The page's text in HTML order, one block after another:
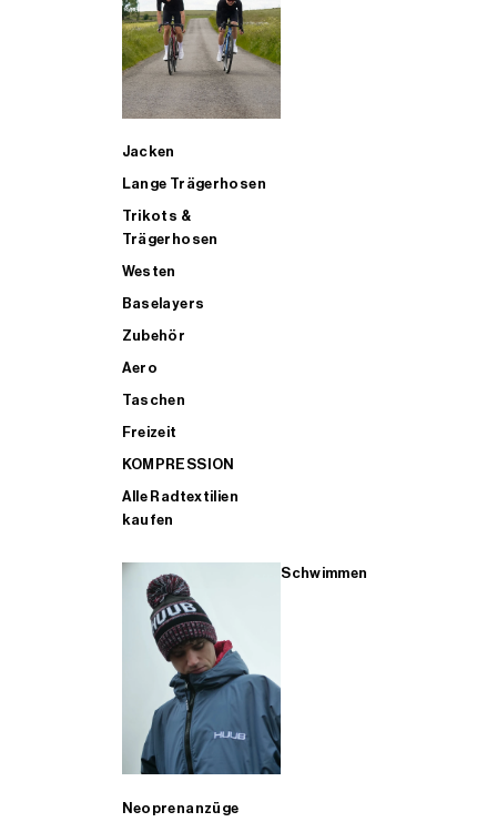
Jacken
Lange Trägerhosen
Trikots &
Trägerhosen
Westen
Baselayers
Zubehör
Aero
Taschen
Freizeit
KOMPRESSION
Alle Radtextilien
kaufen
Schwimmen
Neoprenanzüge
ALLE TRIATHLONARTIKEL FÜR MÄNNER KAUFEN